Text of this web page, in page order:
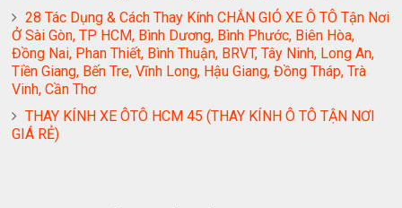
28 Tác Dụng & Cách Thay Kính CHẮN GIÓ XE Ô TÔ Tận Nơi
Ở Sài Gòn, TP HCM, Bình Dương, Bình Phước, Biên Hòa,
Đồng Nai, Phan Thiết, Bình Thuận, BRVT, Tây Ninh, Long An,
Tiền Giang, Bến Tre, Vĩnh Long, Hậu Giang, Đồng Tháp, Trà
Vinh, Cần Thơ
THAY KÍNH XE ÔTÔ HCM 45 (THAY KÍNH Ô TÔ TẬN NƠI
GIÁ RẺ)